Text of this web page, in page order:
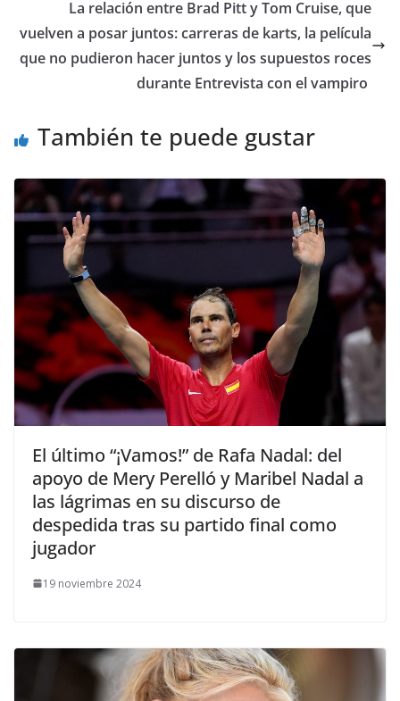
​La relación entre Brad Pitt y Tom Cruise, que
vuelven a posar juntos: carreras de karts, la película
que no pudieron hacer juntos y los supuestos roces
durante Entrevista con el vampiro
También te puede gustar
​El último “¡Vamos!” de Rafa Nadal: del
apoyo de Mery Perelló y Maribel Nadal a
las lágrimas en su discurso de
despedida tras su partido final como
jugador
19 noviembre 2024